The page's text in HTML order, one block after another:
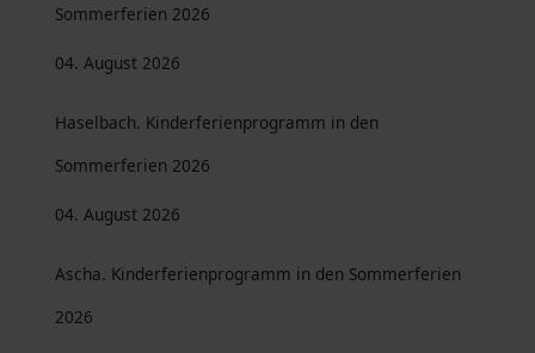
Sommerferien 2026
04. August 2026
Haselbach. Kinderferienprogramm in den
Sommerferien 2026
04. August 2026
Ascha. Kinderferienprogramm in den Sommerferien
2026